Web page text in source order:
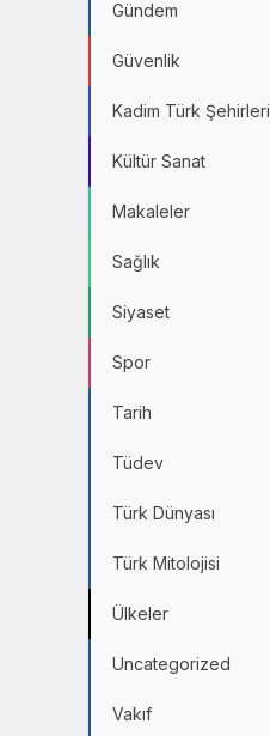
Gündem
Güvenlik
Kadim Türk Şehirleri
Kültür Sanat
Makaleler
Sağlık
Siyaset
Spor
Tarih
Tüdev
Türk Dünyası
Türk Mitolojisi
Ülkeler
Uncategorized
Vakıf